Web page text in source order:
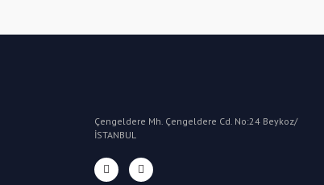
Çengeldere Mh. Çengeldere Cd. No:24 Beykoz/
İSTANBUL